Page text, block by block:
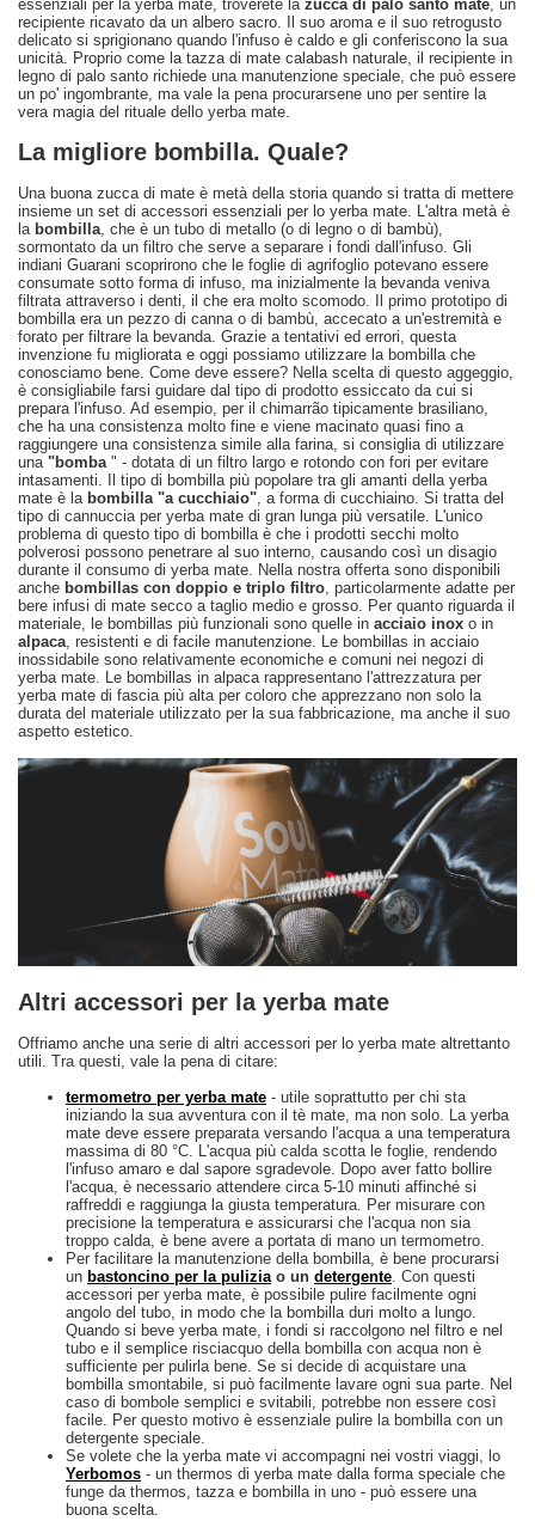
essenziali per la yerba mate, troverete la zucca di palo santo mate, un
recipiente ricavato da un albero sacro. Il suo aroma e il suo retrogusto
delicato si sprigionano quando l'infuso è caldo e gli conferiscono la sua
unicità. Proprio come la tazza di mate calabash naturale, il recipiente in
legno di palo santo richiede una manutenzione speciale, che può essere
un po' ingombrante, ma vale la pena procurarsene uno per sentire la
vera magia del rituale dello yerba mate.
La migliore bombilla. Quale?
Una buona zucca di mate è metà della storia quando si tratta di mettere
insieme un set di accessori essenziali per lo yerba mate. L'altra metà è
la bombilla, che è un tubo di metallo (o di legno o di bambù),
sormontato da un filtro che serve a separare i fondi dall'infuso. Gli
indiani Guarani scoprirono che le foglie di agrifoglio potevano essere
consumate sotto forma di infuso, ma inizialmente la bevanda veniva
filtrata attraverso i denti, il che era molto scomodo. Il primo prototipo di
bombilla era un pezzo di canna o di bambù, accecato a un'estremità e
forato per filtrare la bevanda. Grazie a tentativi ed errori, questa
invenzione fu migliorata e oggi possiamo utilizzare la bombilla che
conosciamo bene. Come deve essere? Nella scelta di questo aggeggio,
è consigliabile farsi guidare dal tipo di prodotto essiccato da cui si
prepara l'infuso. Ad esempio, per il chimarrão tipicamente brasiliano,
che ha una consistenza molto fine e viene macinato quasi fino a
raggiungere una consistenza simile alla farina, si consiglia di utilizzare
una "bomba" - dotata di un filtro largo e rotondo con fori per evitare
intasamenti. Il tipo di bombilla più popolare tra gli amanti della yerba
mate è la bombilla "a cucchiaio", a forma di cucchiaino. Si tratta del
tipo di cannuccia per yerba mate di gran lunga più versatile. L'unico
problema di questo tipo di bombilla è che i prodotti secchi molto
polverosi possono penetrare al suo interno, causando così un disagio
durante il consumo di yerba mate. Nella nostra offerta sono disponibili
anche bombillas con doppio e triplo filtro, particolarmente adatte per
bere infusi di mate secco a taglio medio e grosso. Per quanto riguarda il
materiale, le bombillas più funzionali sono quelle in acciaio inox o in
alpaca, resistenti e di facile manutenzione. Le bombillas in acciaio
inossidabile sono relativamente economiche e comuni nei negozi di
yerba mate. Le bombillas in alpaca rappresentano l'attrezzatura per
yerba mate di fascia più alta per coloro che apprezzano non solo la
durata del materiale utilizzato per la sua fabbricazione, ma anche il suo
aspetto estetico.
Altri accessori per la yerba mate
Offriamo anche una serie di altri accessori per lo yerba mate altrettanto
utili. Tra questi, vale la pena di citare:
termometro per yerba mate - utile soprattutto per chi sta
iniziando la sua avventura con il tè mate, ma non solo. La yerba
mate deve essere preparata versando l'acqua a una temperatura
massima di 80 °C. L'acqua più calda scotta le foglie, rendendo
l'infuso amaro e dal sapore sgradevole. Dopo aver fatto bollire
l'acqua, è necessario attendere circa 5-10 minuti affinché si
raffreddi e raggiunga la giusta temperatura. Per misurare con
precisione la temperatura e assicurarsi che l'acqua non sia
troppo calda, è bene avere a portata di mano un termometro.
Per facilitare la manutenzione della bombilla, è bene procurarsi
un bastoncino per la puliziao un detergente. Con questi
accessori per yerba mate, è possibile pulire facilmente ogni
angolo del tubo, in modo che la bombilla duri molto a lungo.
Quando si beve yerba mate, i fondi si raccolgono nel filtro e nel
tubo e il semplice risciacquo della bombilla con acqua non è
sufficiente per pulirla bene. Se si decide di acquistare una
bombilla smontabile, si può facilmente lavare ogni sua parte. Nel
caso di bombole semplici e svitabili, potrebbe non essere così
facile. Per questo motivo è essenziale pulire la bombilla con un
detergente speciale.
Se volete che la yerba mate vi accompagni nei vostri viaggi, lo
Yerbomos - un thermos di yerba mate dalla forma speciale che
funge da thermos, tazza e bombilla in uno - può essere una
buona scelta.